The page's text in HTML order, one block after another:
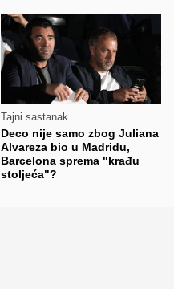
Tajni sastanak
Deco nije samo zbog Juliana
Alvareza bio u Madridu,
Barcelona sprema "krađu
stoljeća"?